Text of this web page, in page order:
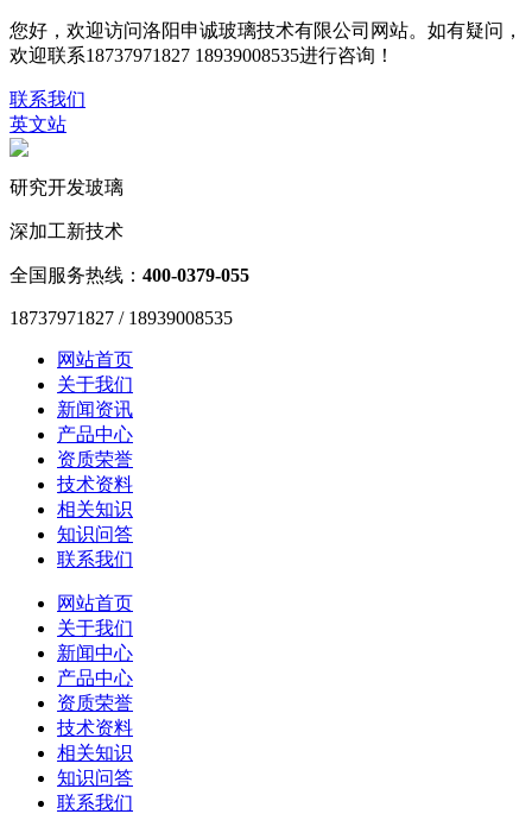
您好，欢迎访问洛阳申诚玻璃技术有限公司网站。如有疑问，
欢迎联系18737971827 18939008535进行咨询！
联系我们
英文站
研究开发玻璃
深加工新技术
全国服务热线： 400-0379-055
18737971827 / 18939008535
网站首页
关于我们
新闻资讯
产品中心
资质荣誉
技术资料
相关知识
知识问答
联系我们
网站首页
关于我们
新闻中心
产品中心
资质荣誉
技术资料
相关知识
知识问答
联系我们